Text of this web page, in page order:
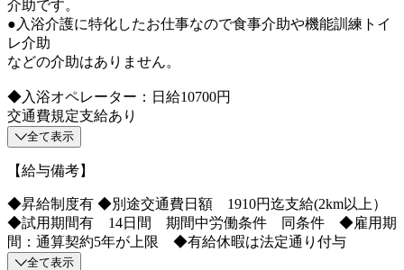
介助です。
●入浴介護に特化したお仕事なので食事介助や機能訓練トイ
レ介助
などの介助はありません。
◆入浴オペレーター：日給10700円
交通費規定支給あり
全て表示
【給与備考】
◆昇給制度有 ◆別途交通費日額 1910円迄支給(2km以上）
◆試用期間有 14日間 期間中労働条件 同条件 ◆雇用期
間：通算契約5年が上限 ◆有給休暇は法定通り付与
全て表示